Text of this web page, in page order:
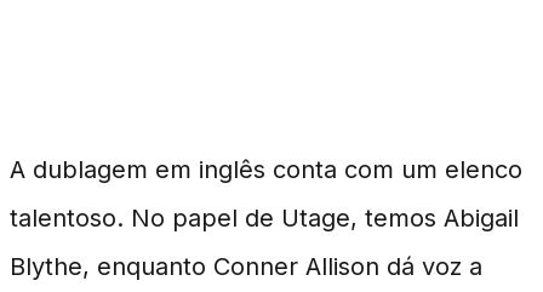
A dublagem em inglês conta com um elenco
talentoso. No papel de Utage, temos Abigail
Blythe, enquanto Conner Allison dá voz a